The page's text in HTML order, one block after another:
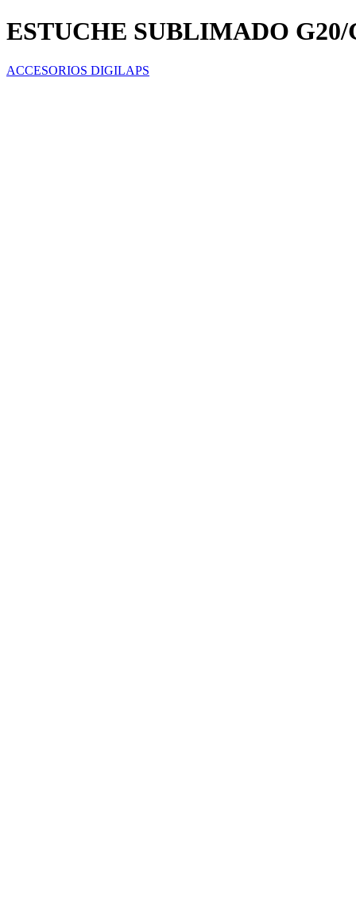
ESTUCHE SUBLIMADO G20/
ACCESORIOS DIGILAPS